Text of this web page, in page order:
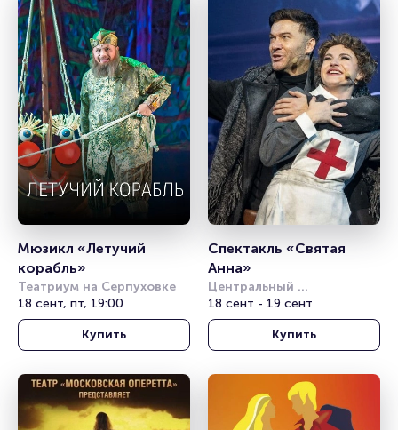
Мюзикл «Летучий
корабль»
Театриум на Серпуховке
18 сент, пт, 19:00
Купить
Спектакль «Святая
Анна»
Центральный
академический театр
Российской Армии
18 сент - 19 сент
Купить